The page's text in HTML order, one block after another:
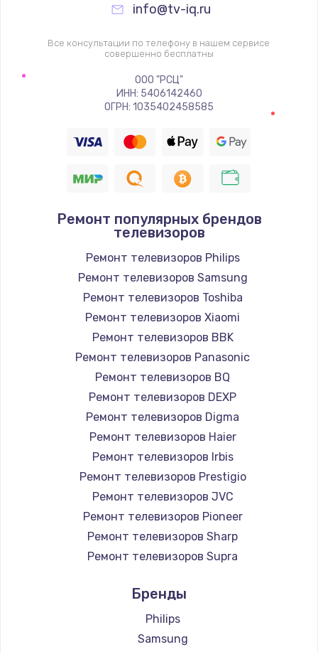
1400 руб.
Заказать
Восстановление цепи питания, пайка
880 руб.
390 руб.
Замена Bluetooth/Wi-Fi модуля
800 руб.
Замена картридера
Заказать
Замена микросхемы NFC
1100 руб.
Заказать
Замена шим-контроллера
3900 руб.
Заказать
1030 руб.
Заказать
info@tv-iq.ru
Все консультации по телефону в нашем сервисе
совершенно бесплатны
ООО "РСЦ"
ИНН: 5406142460
ОГРН: 1035402458585
Ремонт популярных брендов
телевизоров
Ремонт телевизоров Philips
Ремонт телевизоров Samsung
Ремонт телевизоров Toshiba
Ремонт телевизоров Xiaomi
Ремонт телевизоров BBK
Ремонт телевизоров Panasonic
Ремонт телевизоров BQ
Ремонт телевизоров DEXP
Ремонт телевизоров Digma
Ремонт телевизоров Haier
Ремонт телевизоров Irbis
Ремонт телевизоров Prestigio
Ремонт телевизоров JVC
Ремонт телевизоров Pioneer
Ремонт телевизоров Sharp
Ремонт телевизоров Supra
Ремонт телевизоров Hisense
Ремонт телевизоров Daewoo
Ремонт телевизоров Centek
Бренды
Philips
Samsung